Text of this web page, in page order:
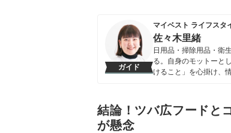
ガイド
マイベスト ライフスタ
佐々木里緒
日用品・掃除用品・衛
る。自身のモットーと
けること」を心掛け、
結論！ツバ広フードと
が懸念